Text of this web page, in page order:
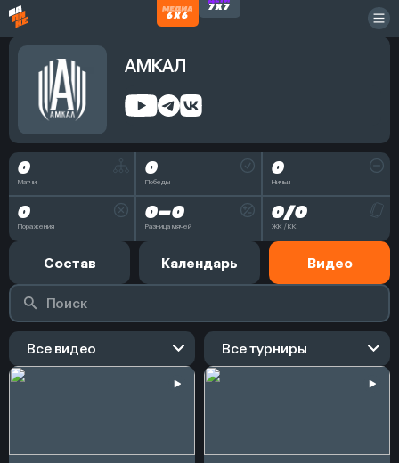
АМКАЛ
0
Матчи
0
Победы
0
Ничьи
0
Поражения
0 – 0
Разница мячей
0 / 0
ЖК / КК
Состав Календарь Видео
Все видео Все турниры